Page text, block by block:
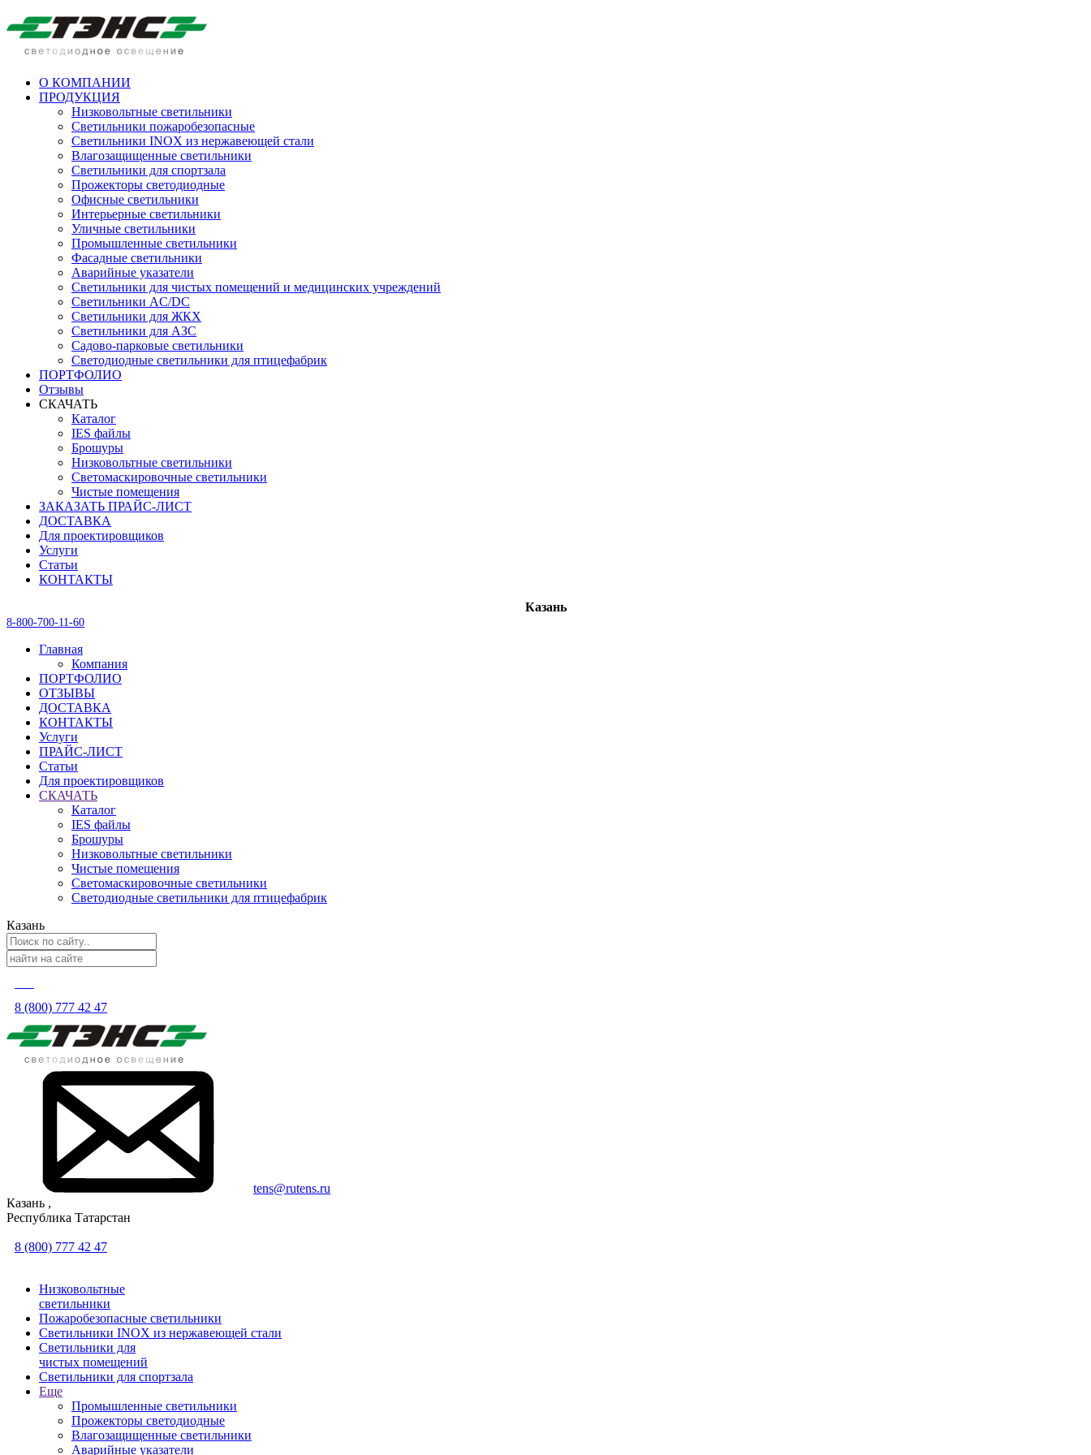
О КОМПАНИИ
ПРОДУКЦИЯ
Низковольтные светильники
Cветильники пожаробезопасные
Светильники INOX из нержавеющей стали
Влагозащищенные светильники
Светильники для спортзала
Прожекторы светодиодные
Офисные светильники
Интерьерные светильники
Уличные светильники
Промышленные светильники
Фасадные светильники
Аварийные указатели
Светильники для чистых помещений и медицинских учреждений
Светильники AC/DC
Светильники для ЖКХ
Светильники для АЗС
Садово-парковые светильники
Светодиодные светильники для птицефабрик
ПОРТФОЛИО
Отзывы
СКАЧАТЬ
Каталог
IES файлы
Брошуры
Низковольтные светильники
Светомаскировочные светильники
Чистые помещения
ЗАКАЗАТЬ ПРАЙС-ЛИСТ
ДОСТАВКА
Для проектировщиков
Услуги
Статьи
КОНТАКТЫ
Казань
8-800-700-11-60
Главная
Компания
ПОРТФОЛИО
ОТЗЫВЫ
ДОСТАВКА
КОНТАКТЫ
Услуги
ПРАЙС-ЛИСТ
Статьи
Для проектировщиков
СКАЧАТЬ
Каталог
IES файлы
Брошуры
Низковольтные светильники
Чистые помещения
Светомаскировочные светильники
Светодиодные светильники для птицефабрик
Казань
8 (800) 777 42 47
tens@rutens.ru
Казань ,
Республика Татарстан
8 (800) 777 42 47
Низковольтные
светильники
Пожаробезопасные светильники
Светильники INOX из нержавеющей стали
Светильники для
чистых помещений
Светильники для спортзала
Еще
Промышленные светильники
Прожекторы светодиодные
Влагозащищенные светильники
Аварийные указатели